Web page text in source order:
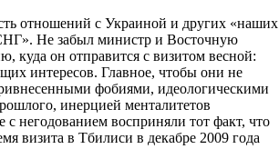
отношений с Украиной и других «наших
Не забыл министр и Восточную
куда он отправится с визитом весной:
интересов. Главное, чтобы они не
фобиями, идеологическими
инерцией менталитетов
негодованием восприняли тот факт, что
визита в Тбилиси в декабре 2009 года